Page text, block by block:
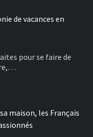
de vacances en
pour se faire de
maison, les Français